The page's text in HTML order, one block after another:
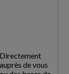
Directement
auprès de vous